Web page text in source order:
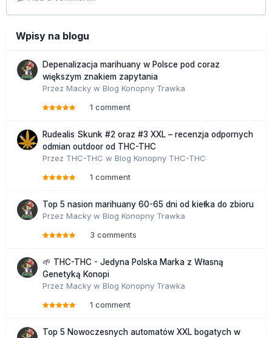
Wpisy na blogu
Depenalizacja marihuany w Polsce pod coraz
większym znakiem zapytania
Przez Macky w Blog Konopny Trawka
1 comment
Rudealis Skunk #2 oraz #3 XXL – recenzja odpornych
odmian outdoor od THC-THC
Przez THC-THC w Blog Konopny THC-THC
1 comment
Top 5 nasion marihuany 60-65 dni od kiełka do zbioru
Przez Macky w Blog Konopny Trawka
3 comments
🌱 THC-THC - Jedyna Polska Marka z Własną
Genetyką Konopi
Przez Macky w Blog Konopny Trawka
1 comment
Top 5 Nowoczesnych automatów XXL bogatych w